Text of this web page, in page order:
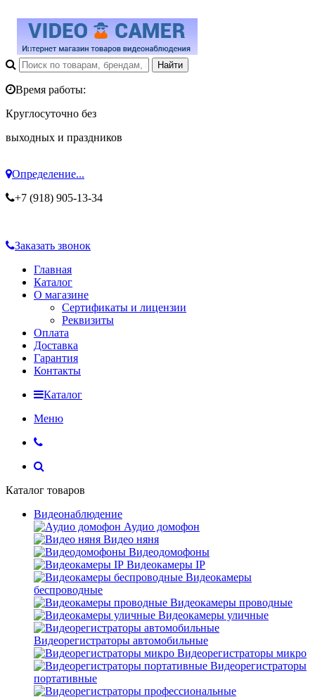
Время работы:
Круглосуточно без
выходных и праздников
Определение...
+7 (918) 905-13-34
Заказать звонок
Главная
Каталог
О магазине
Сертификаты и лицензии
Реквизиты
Оплата
Доставка
Гарантия
Контакты
Каталог
Меню
Каталог товаров
Видеонаблюдение
Аудио домофон
Видео няня
Видеодомофоны
Видеокамеры IP
Видеокамеры
беспроводные
Видеокамеры проводные
Видеокамеры уличные
Видеорегистраторы автомобильные
Видеорегистраторы микро
Видеорегистраторы
портативные